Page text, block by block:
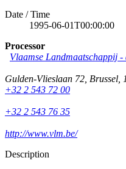
Date / Time
1995-06-01T00:00:00
Processor
Vlaamse Landmaatschappij
Gulden-Vlieslaan 72 Brussel
+32 2 543 72 00
+32 2 543 76 35
http://www.vlm.be/
Description